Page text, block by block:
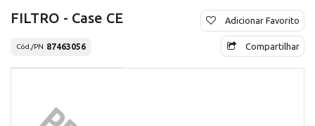
FILTRO - Case CE
Cód./PN 87463056
Adicionar Favorito
Compartilhar